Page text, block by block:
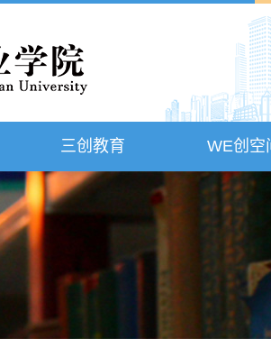
三创教育 WE创空